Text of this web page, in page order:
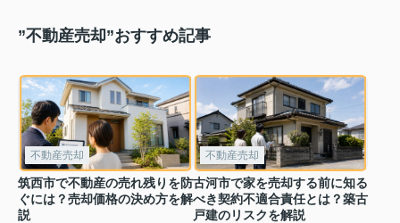
”不動産売却”おすすめ記事
不動産売却
筑西市で不動産の売れ残りを防
ぐには？売却価格の決め方を解
説
不動産売却
古河市で家を売却する前に知る
べき契約不適合責任とは？築古
戸建のリスクを解説